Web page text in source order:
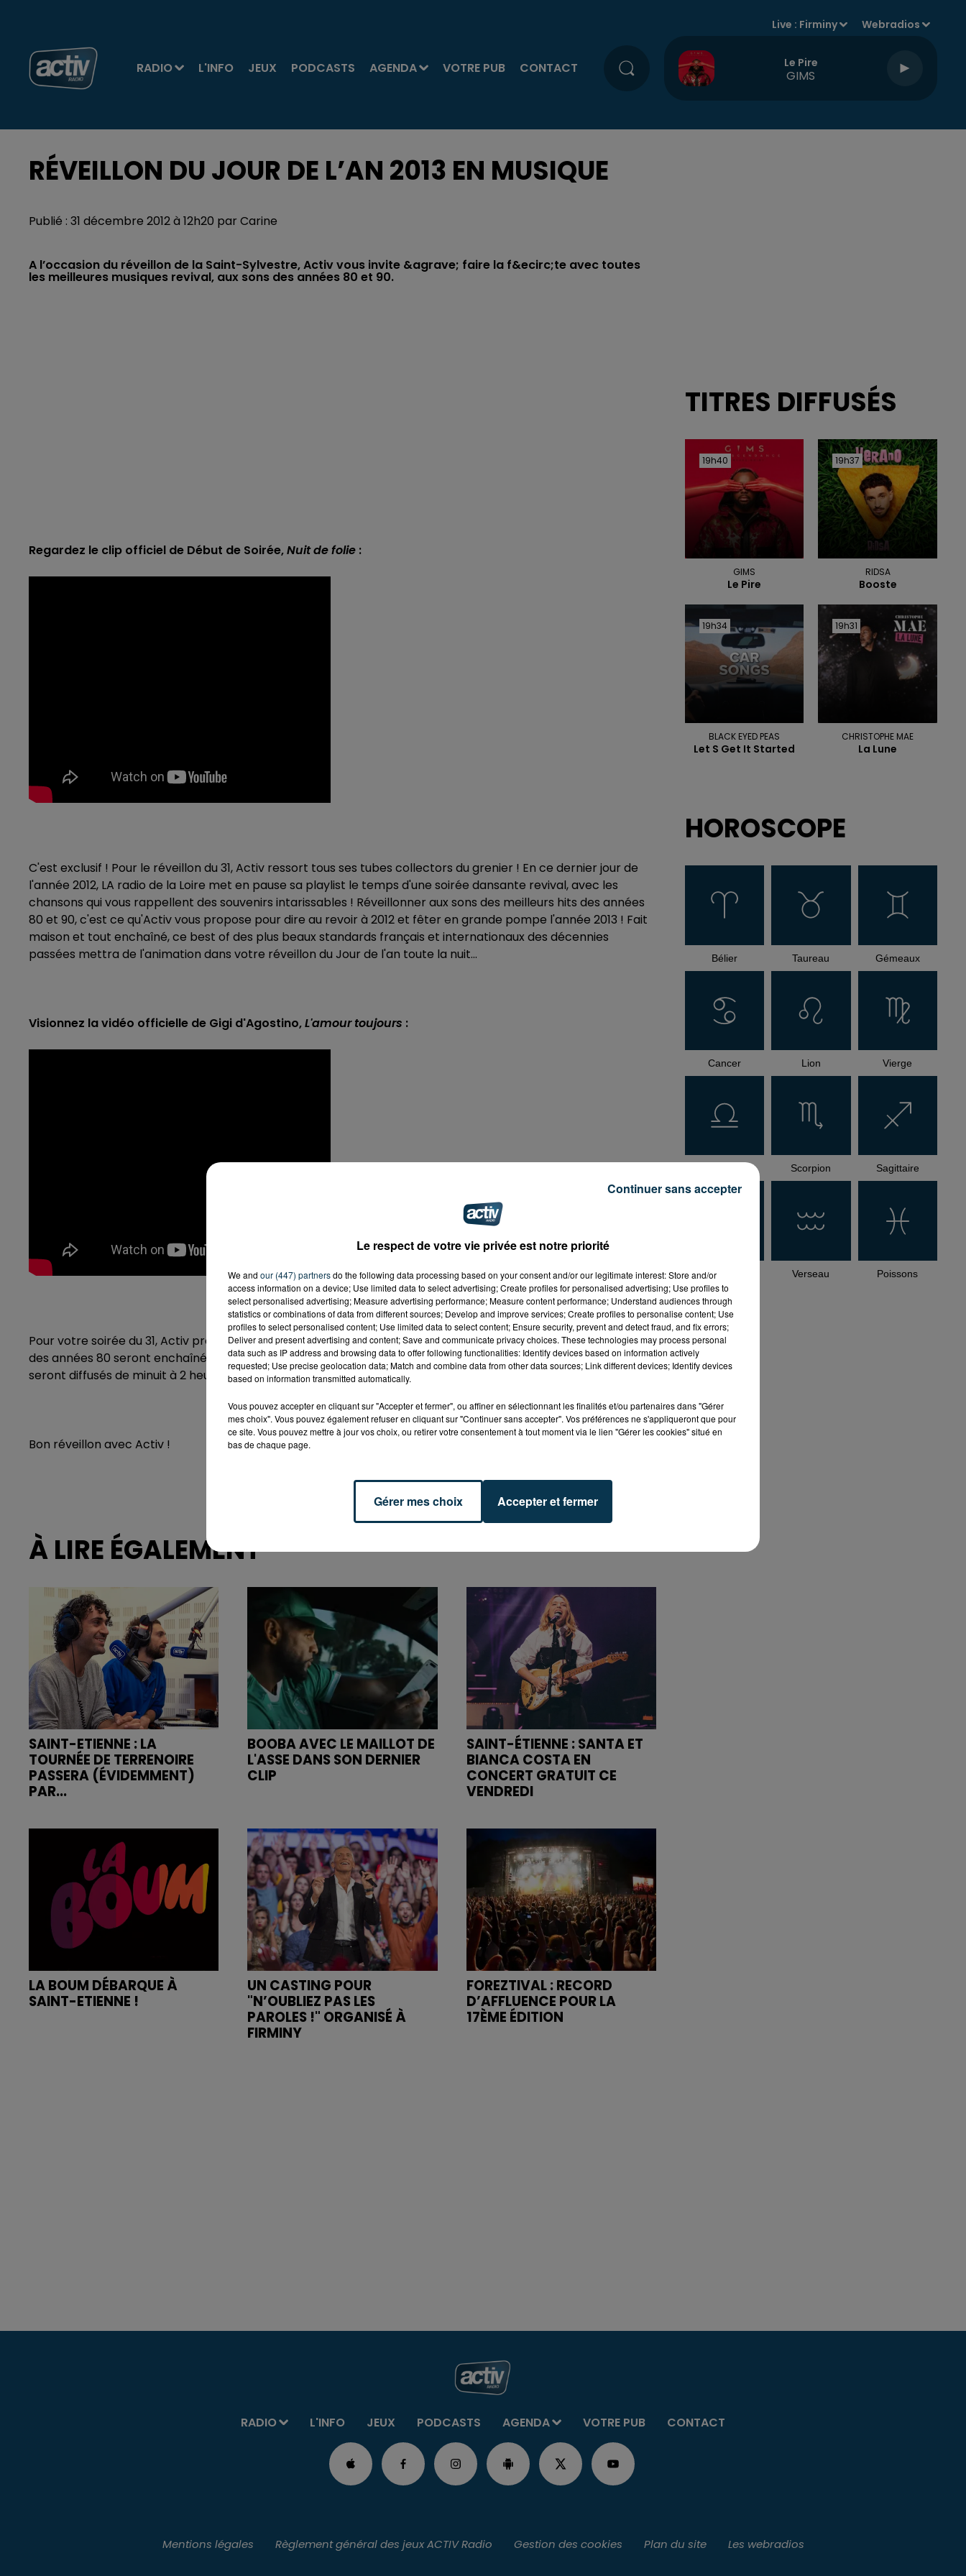
RADIO L'INFO JEUX PODCASTS AGENDA VOTRE PUB CONTACT
Live : Firminy Webradios
Le Pire
GIMS
RÉVEILLON DU JOUR DE L’AN 2013 EN MUSIQUE
Publié : 31 décembre 2012 à 12h20 par Carine
A l’occasion du réveillon de la Saint-Sylvestre, Activ vous invite &agrave; faire la f&ecirc;te avec toutes
les meilleures musiques revival, aux sons des années 80 et 90.
Regardez le clip officiel de Début de Soirée,Nuit de folie :
C'est exclusif ! Pour le réveillon du 31, Activ ressort tous ses tubes collectors du grenier ! En ce dernier jour de
l'année 2012, LA radio de la Loire met en pause sa playlist le temps d'une soirée dansante revival, avec les
chansons qui vous rappellent des souvenirs intarissables ! Réveillonner aux sons des meilleurs hits des années
80 et 90, c'est ce qu'Activ vous propose pour dire au revoir à 2012 et fêter en grande pompe l'année 2013 ! Fait
maison et tout enchaîné, ce best of des plus beaux standards français et internationaux des décennies
passées mettra de l'animation dans votre réveillon du Jour de l'an toute la nuit...
Visionnez la vidéo officielle de Gigi d'Agostino,L'amour toujours :
Pour votre soirée du 31, Activ programme huit heures de musique, une playlist collector... Les meilleurs tubes
des années 80 seront enchaînés de 20 heures à minuit, alors que tous les plus gros hits dance des années 90
seront diffusés de minuit à 2 heures et suivis de titres revival jusqu'à 4 heures !
Bon réveillon avec Activ !
À LIRE ÉGALEMENT
SAINT-ETIENNE : LA
TOURNÉE DE TERRENOIRE
PASSERA (ÉVIDEMMENT)
PAR...
BOOBA AVEC LE MAILLOT DE
L'ASSE DANS SON DERNIER
CLIP
SAINT-ÉTIENNE : SANTA ET
BIANCA COSTA EN
CONCERT GRATUIT CE
VENDREDI
LA BOUM DÉBARQUE À
SAINT-ETIENNE !
UN CASTING POUR
"N’OUBLIEZ PAS LES
PAROLES !" ORGANISÉ À
FIRMINY
FOREZTIVAL : RECORD
D’AFFLUENCE POUR LA
17ÈME ÉDITION
TITRES DIFFUSÉS
19h40
19h40
GIMS
Le Pire
19h37
19h37
RIDSA
Booste
19h34
19h34
BLACK EYED PEAS
Let S Get It Started
19h31
19h31
CHRISTOPHE MAE
La Lune
HOROSCOPE
Bélier Taureau Gémeaux
Cancer Lion Vierge
Scorpion Sagittaire
Capricorne Verseau Poissons
RADIO L'INFO JEUX PODCASTS AGENDA VOTRE PUB CONTACT
Mentions légales Règlement général des jeux ACTIV Radio Gestion des cookies Plan du site Les webradios
Le respect de votre vie privée est notre priorité
We and our (447) partnersdo the following data processing based on your consent and/or our legitimate interest: Store and/or
access information on a device; Use limited data to select advertising; Create profiles for personalised advertising; Use profiles to
select personalised advertising; Measure advertising performance; Measure content performance; Understand audiences through
statistics or combinations of data from different sources; Develop and improve services; Create profiles to personalise content; Use
profiles to select personalised content; Use limited data to select content; Ensure security, prevent and detect fraud, and fix errors;
Deliver and present advertising and content; Save and communicate privacy choices. These technologies may process personal
data such as IP address and browsing data to offer following functionalities: Identify devices based on information actively
requested; Use precise geolocation data; Match and combine data from other data sources; Link different devices; Identify devices
based on information transmitted automatically.
Vous pouvez accepter en cliquant sur "Accepter et fermer", ou affiner en sélectionnant les finalités et/ou partenaires dans "Gérer
mes choix". Vous pouvez également refuser en cliquant sur "Continuer sans accepter". Vos préférences ne s'appliqueront que pour
ce site. Vous pouvez mettre à jour vos choix, ou retirer votre consentement à tout moment via le lien "Gérer les cookies" situé en
bas de chaque page.
Gérer mes choix Accepter et fermer
Continuer sans accepter